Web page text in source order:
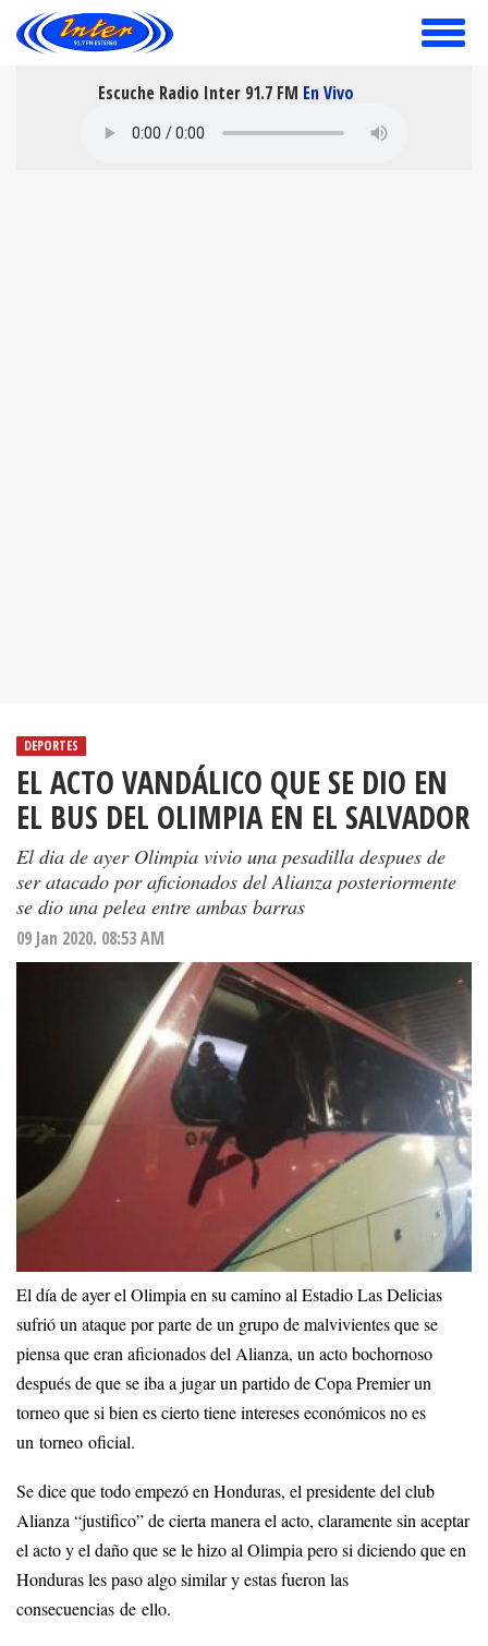
toggle
Escuche Radio Inter 91.7 FM En Vivo
DEPORTES
EL ACTO VANDÁLICO QUE SE DIO EN
EL BUS DEL OLIMPIA EN EL SALVADOR
El dia de ayer Olimpia vivio una pesadilla despues de
ser atacado por aficionados del Alianza posteriormente
se dio una pelea entre ambas barras
09 Jan 2020. 08:53 AM
El día de ayer el Olimpia en su camino al Estadio Las Delicias
sufrió un ataque por parte de un grupo de malvivientes que se
piensa que eran aficionados del Alianza, un acto bochornoso
después de que se iba a jugar un partido de Copa Premier un
torneo que si bien es cierto tiene intereses económicos no es
un torneo oficial.
Se dice que todo empezó en Honduras, el presidente del club
Alianza “justifico” de cierta manera el acto, claramente sin aceptar
el acto y el daño que se le hizo al Olimpia pero si diciendo que en
Honduras les paso algo similar y estas fueron las
consecuencias de ello.